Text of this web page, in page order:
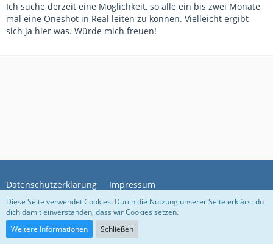
Ich suche derzeit eine Möglichkeit, so alle ein bis zwei Monate
mal eine Oneshot in Real leiten zu können. Vielleicht ergibt
sich ja hier was. Würde mich freuen!
Datenschutzerklärung Impressum
Community-Software:
Diese Seite verwendet Cookies. Durch die Nutzung unserer Seite erklärst du
dich damit einverstanden, dass wir Cookies setzen.
Weitere Informationen
Schließen